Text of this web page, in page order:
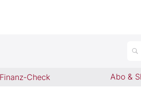
Finanz-Check Abo &